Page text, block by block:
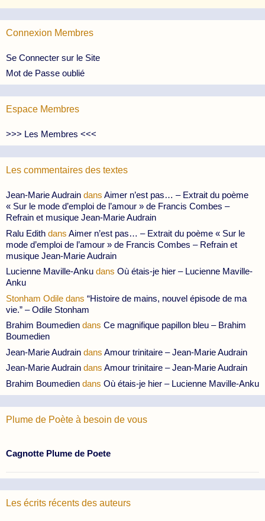
Connexion Membres
Se Connecter sur le Site
Mot de Passe oublié
Espace Membres
>>> Les Membres <<<
Les commentaires des textes
Jean-Marie Audrain dans Aimer n’est pas… – Extrait du poème
« Sur le mode d’emploi de l’amour » de Francis Combes –
Refrain et musique Jean-Marie Audrain
Ralu Edith dans Aimer n’est pas… – Extrait du poème « Sur le
mode d’emploi de l’amour » de Francis Combes – Refrain et
musique Jean-Marie Audrain
Lucienne Maville-Anku dans Où étais-je hier – Lucienne Maville-
Anku
Stonham Odile dans “Histoire de mains, nouvel épisode de ma
vie.” – Odile Stonham
Brahim Boumedien dans Ce magnifique papillon bleu – Brahim
Boumedien
Jean-Marie Audrain dans Amour trinitaire – Jean-Marie Audrain
Jean-Marie Audrain dans Amour trinitaire – Jean-Marie Audrain
Brahim Boumedien dans Où étais-je hier – Lucienne Maville-Anku
Plume de Poète à besoin de vous
Cagnotte Plume de Poete
Les écrits récents des auteurs